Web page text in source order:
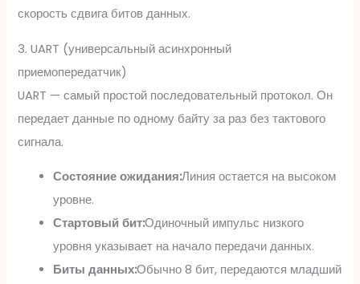
скорость сдвига битов данных.
3. UART (универсальный асинхронный
приемопередатчик)
UART — самый простой последовательный протокол. Он
передает данные по одному байту за раз без тактового
сигнала.
Состояние ожидания:Линия остается на высоком
уровне.
Стартовый бит:Одиночный импульс низкого
уровня указывает на начало передачи данных.
Биты данных:Обычно 8 бит, передаются младший